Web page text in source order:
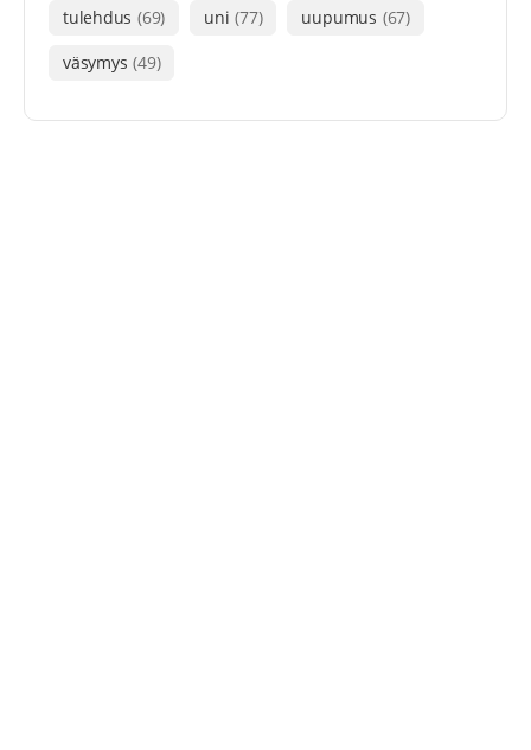
tulehdus (69) uni (77) uupumus (67)
väsymys (49)